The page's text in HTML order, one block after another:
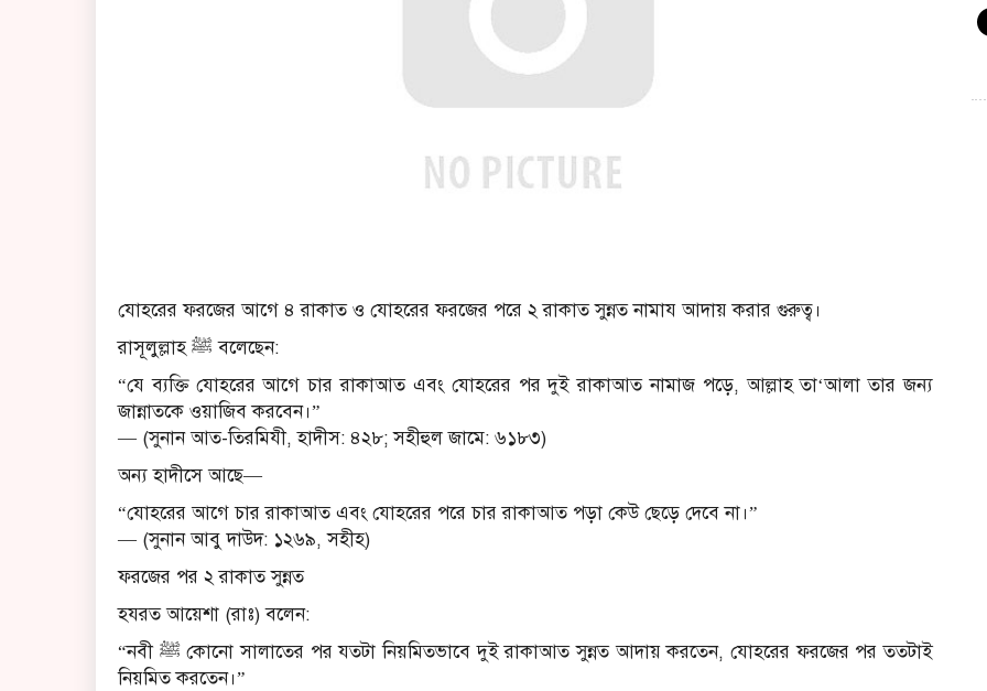
যোহরের ফরজের আগে ৪ রাকাত ও যোহরের ফরজের পরে ২ রাকাত সুন্নত নামায আদায় করার গুরুত্ব।
রাসূলুল্লাহ ﷺ বলেছেন:
“যে ব্যক্তি যোহরের আগে চার রাকাআত এবং যোহরের পর দুই রাকাআত নামাজ পড়ে, আল্লাহ তা‘আলা তার জন্য
জান্নাতকে ওয়াজিব করবেন।”
— (সুনান আত-তিরমিযী, হাদীস: ৪২৮; সহীহুল জামে: ৬১৮৩)
অন্য হাদীসে আছে—
“যোহরের আগে চার রাকাআত এবং যোহরের পরে চার রাকাআত পড়া কেউ ছেড়ে দেবে না।”
— (সুনান আবু দাউদ: ১২৬৯, সহীহ)
ফরজের পর ২ রাকাত সুন্নত
হযরত আয়েশা (রাঃ) বলেন:
“নবী ﷺ কোনো সালাতের পর যতটা নিয়মিতভাবে দুই রাকাআত সুন্নত আদায় করতেন, যোহরের ফরজের পর ততটাই
নিয়মিত করতেন।”